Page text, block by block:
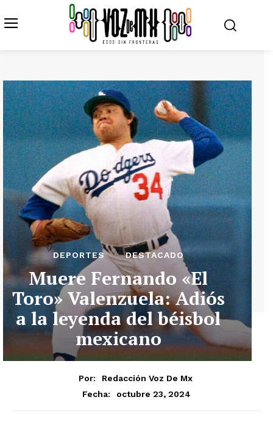
DEPORTES DESTACADO
Muere Fernando «El
Toro» Valenzuela: Adiós
a la leyenda del béisbol
mexicano
Por:
Redacción Voz De Mx
Fecha:
octubre 23, 2024